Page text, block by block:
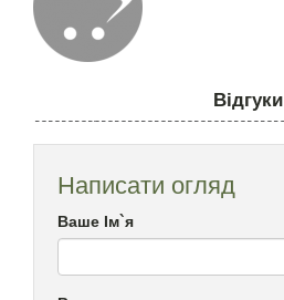
Відгуки
Написати огляд
Ваше Ім`я